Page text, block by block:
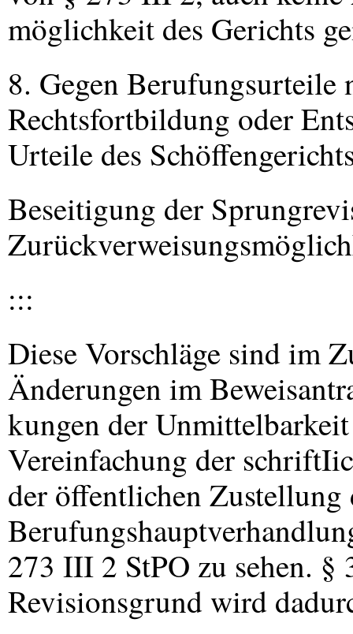
möglichkeit des Gerichts
8. Gegen Berufungsurteile
Rechtsfortbildung oder
Urteile des
Beseitigung der
:::
Diese Vorschläge sind im
Änderungen im
kungen der
Vereinfachung der
der öffentlichen
273 III 2 StPO zu sehen.
Revisionsgrund wird